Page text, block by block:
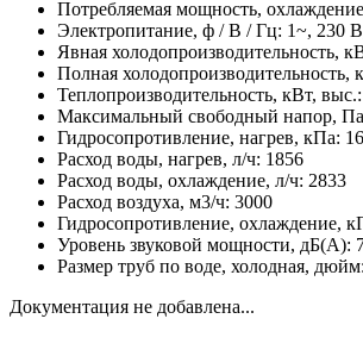
Потребляемая мощность,
Электропитание, ф / В / Гц: 1~, 230
Явная холодопроизводительность,
Полная холодопроизводительность,
Теплопроизводительность, кВт,
Максимальный свободный напор,
Гидросопротивление, нагрев, кПа: 16
Расход воды, нагрев, л/ч: 1856
Расход воды, охлаждение, л/ч: 2833
Расход воздуха, м3/ч: 3000
Гидросопротивление, охлаждение,
Уровень звуковой мощности, дБ(А):
Размер труб по воде, холодная,
Документация не добавлена...